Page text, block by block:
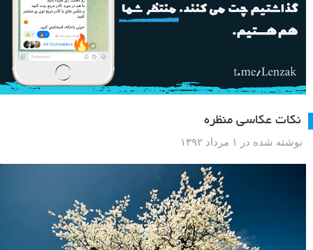
نکات عکاسی منظره
نوشته شده در ۱ مرداد ۱۳۹۲